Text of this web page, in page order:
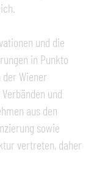
und die
in Punkto
Wiener
und
aus den
sowie
vertreten, daher